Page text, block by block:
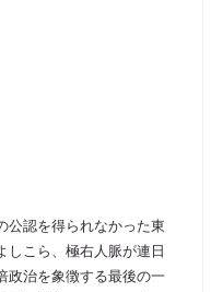
公認を得られなかった東
しこら、極右人脈が連日
政治を象徴する最後の一